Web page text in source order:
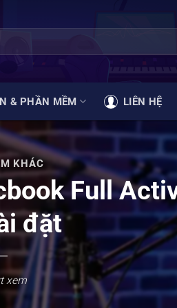
& PHẦN MỀM LIÊN HỆ
KHÁC
Full
đặt
xem